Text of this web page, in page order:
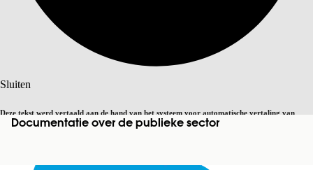
Sluiten
Deze tekst werd vertaald aan de hand van het systeem voor automatische vertaling van
Salesforce. U vindthier meer details. Overschakelen op Engels
Documentatie over de publieke sector
Zoeken